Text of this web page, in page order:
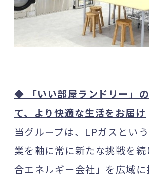
◆ 「いい部屋ランドリー」
て、より快適な生活をお届け
当グループは、LPガスとい
業を軸に常に新たな挑戦を
合エネルギー会社」を広域